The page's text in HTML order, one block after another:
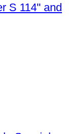
S 114" and